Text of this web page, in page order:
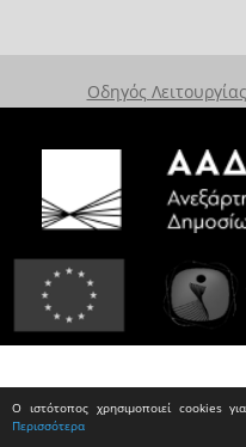
Ο ιστότοπος χρησιμοποιεί cookies
Περισσότερα
Οδηγός Λειτουργίας